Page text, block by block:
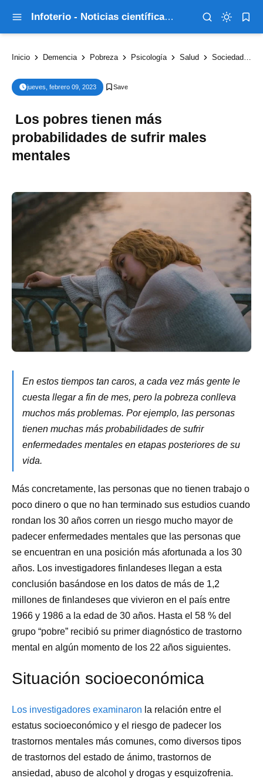
Infoterio - Noticias científicas que explican el mundo
Inicio Demencia Pobreza Psicología Salud Sociedad
jueves, febrero 09, 2023
Los pobres tienen más
probabilidades de sufrir males
mentales
En estos tiempos tan caros, a cada vez más gente le
cuesta llegar a fin de mes, pero la pobreza conlleva
muchos más problemas. Por ejemplo, las personas
tienen muchas más probabilidades de sufrir
enfermedades mentales en etapas posteriores de su
vida.
Más concretamente, las personas que no tienen trabajo o
poco dinero o que no han terminado sus estudios cuando
rondan los 30 años corren un riesgo mucho mayor de
padecer enfermedades mentales que las personas que
se encuentran en una posición más afortunada a los 30
años. Los investigadores finlandeses llegan a esta
conclusión basándose en los datos de más de 1,2
millones de finlandeses que vivieron en el país entre
1966 y 1986 a la edad de 30 años. Hasta el 58 % del
grupo “pobre” recibió su primer diagnóstico de trastorno
mental en algún momento de los 22 años siguientes.
Situación socioeconómica
Los investigadores examinaron la relación entre el
estatus socioeconómico y el riesgo de padecer los
trastornos mentales más comunes, como diversos tipos
de trastornos del estado de ánimo, trastornos de
ansiedad, abuso de alcohol y drogas y esquizofrenia.